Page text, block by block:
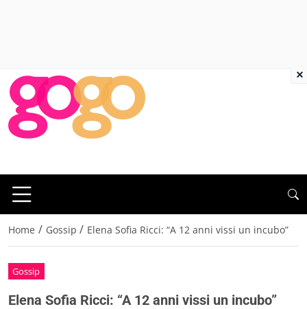
Home / Gossip / Elena Sofia Ricci: “A 12 anni vissi un incubo”
Gossip
Elena Sofia Ricci: “A 12 anni vissi un incubo”
×